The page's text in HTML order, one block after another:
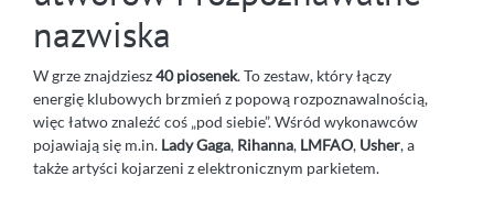
nazwiska
W grze znajdziesz40 piosenek. To zestaw, który łączy
energię klubowych brzmień z popową rozpoznawalnością,
więc łatwo znaleźć coś „pod siebie”. Wśród wykonawców
pojawiają się m.in. Lady Gaga, Rihanna, LMFAO, Usher, a
także artyści kojarzeni z elektronicznym parkietem.